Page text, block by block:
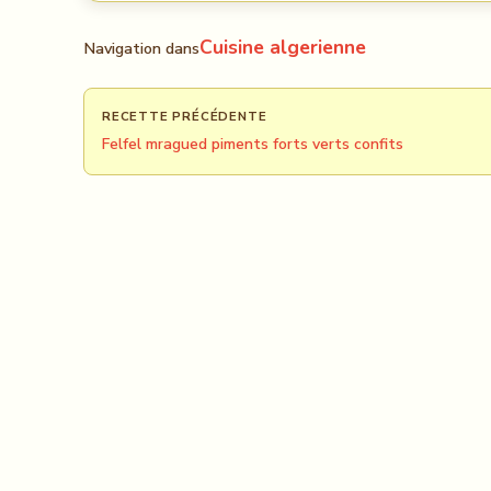
Navigation dansCuisine algerienne
RECETTE PRÉCÉDENTE
Felfel mragued piments forts verts confits